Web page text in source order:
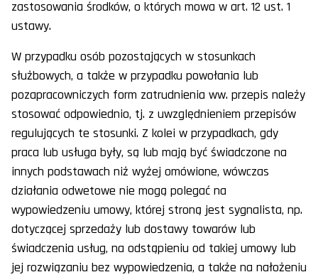
zastosowania środków, o których mowa w art. 12 ust. 1
ustawy.
W przypadku osób pozostających w stosunkach
służbowych, a także w przypadku powołania lub
pozapracowniczych form zatrudnienia ww. przepis należy
stosować odpowiednio, tj. z uwzględnieniem przepisów
regulujących te stosunki. Z kolei w przypadkach, gdy
praca lub usługa były, są lub mają być świadczone na
innych podstawach niż wyżej omówione, wówczas
działania odwetowe nie mogą polegać na
wypowiedzeniu umowy, której stroną jest sygnalista, np.
dotyczącej sprzedaży lub dostawy towarów lub
świadczenia usług, na odstąpieniu od takiej umowy lub
jej rozwiązaniu bez wypowiedzenia, a także na nałożeniu